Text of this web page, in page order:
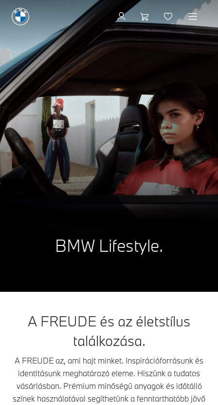
BMW Lifestyle.
A FREUDE és az életstílus
találkozása.
A FREUDE az, ami hajt minket. Inspirációforrásunk és
identitásunk meghatározó eleme. Hiszünk a tudatos
vásárlásban. Prémium minőségű anyagok és időtálló
színek használatával segíthetünk a fenntarthatóbb jövő